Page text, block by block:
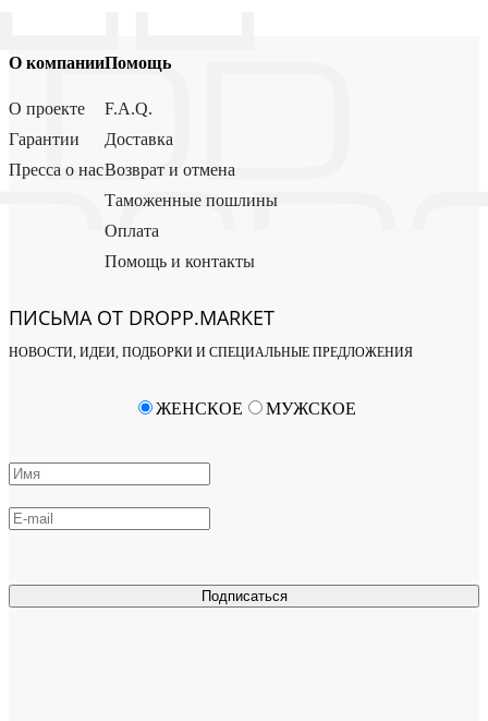
О компании
О проекте
Гарантии
Пресса о нас
Помощь
F.A.Q.
Доставка
Возврат и отмена
Таможенные пошлины
Оплата
Помощь и контакты
ПИСЬМА ОТ DROPP.MARKET
НОВОСТИ, ИДЕИ, ПОДБОРКИ И СПЕЦИАЛЬНЫЕ ПРЕДЛОЖЕНИЯ
Подписаться
ЖЕНСКОЕ МУЖСКОЕ